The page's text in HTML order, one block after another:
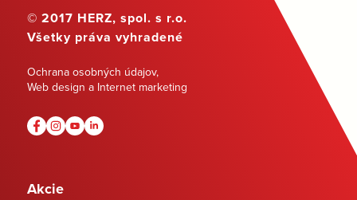
© 2017 HERZ, spol. s r.o.
Všetky práva vyhradené
Ochrana osobných údajov,
Web design a Internet marketing
Akcie